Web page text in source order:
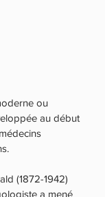
ou
au début
(1872-1942)
a mené